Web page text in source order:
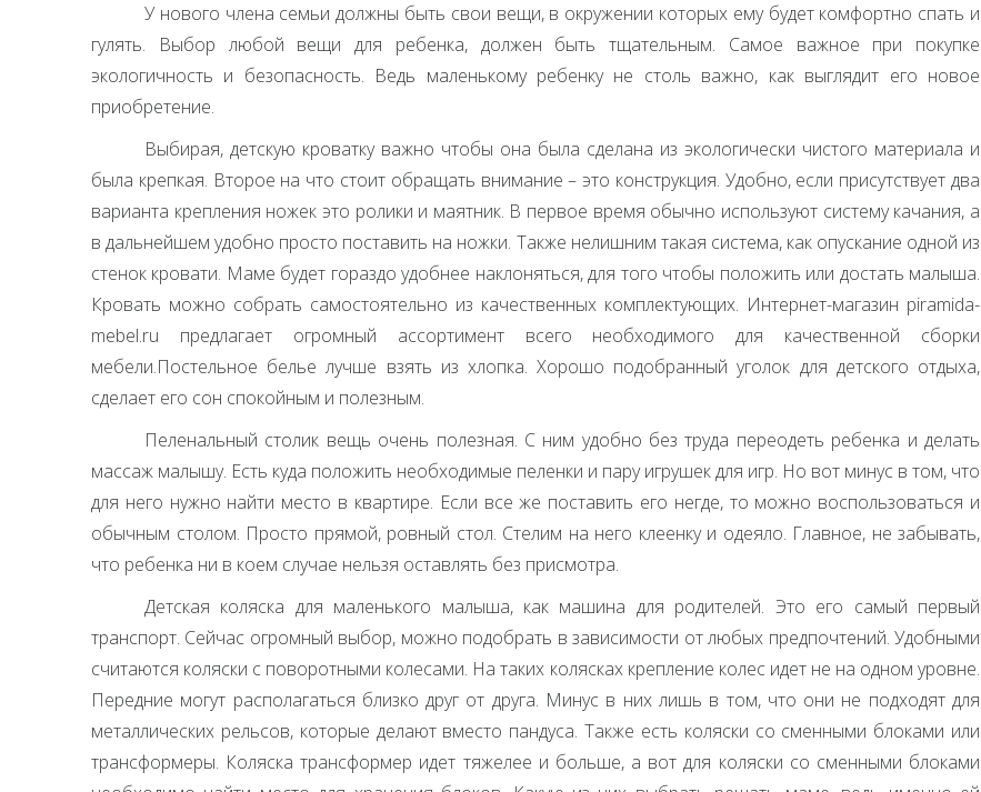
У нового члена семьи должны быть свои вещи, в окружении которых ему будет комфортно спать и
гулять. Выбор любой вещи для ребенка, должен быть тщательным. Самое важное при покупке
экологичность и безопасность. Ведь маленькому ребенку не столь важно, как выглядит его новое
приобретение.
Выбирая, детскую кроватку важно чтобы она была сделана из экологически чистого материала и
была крепкая. Второе на что стоит обращать внимание – это конструкция. Удобно, если присутствует два
варианта крепления ножек это ролики и маятник. В первое время обычно используют систему качания, а
в дальнейшем удобно просто поставить на ножки. Также нелишним такая система, как опускание одной из
стенок кровати. Маме будет гораздо удобнее наклоняться, для того чтобы положить или достать малыша.
Кровать можно собрать самостоятельно из качественных комплектующих. Интернет-магазин piramida-
mebel.ru предлагает огромный ассортимент всего необходимого для качественной сборки
мебели.Постельное белье лучше взять из хлопка. Хорошо подобранный уголок для детского отдыха,
сделает его сон спокойным и полезным.
Пеленальный столик вещь очень полезная. С ним удобно без труда переодеть ребенка и делать
массаж малышу. Есть куда положить необходимые пеленки и пару игрушек для игр. Но вот минус в том, что
для него нужно найти место в квартире. Если все же поставить его негде, то можно воспользоваться и
обычным столом. Просто прямой, ровный стол. Стелим на него клеенку и одеяло. Главное, не забывать,
что ребенка ни в коем случае нельзя оставлять без присмотра.
Детская коляска для маленького малыша, как машина для родителей. Это его самый первый
транспорт. Сейчас огромный выбор, можно подобрать в зависимости от любых предпочтений. Удобными
считаются коляски с поворотными колесами. На таких колясках крепление колес идет не на одном уровне.
Передние могут располагаться близко друг от друга. Минус в них лишь в том, что они не подходят для
металлических рельсов, которые делают вместо пандуса. Также есть коляски со сменными блоками или
трансформеры. Коляска трансформер идет тяжелее и больше, а вот для коляски со сменными блоками